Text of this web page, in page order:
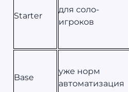
Starter
для соло-
игроков
Base
уже норм
автоматизация